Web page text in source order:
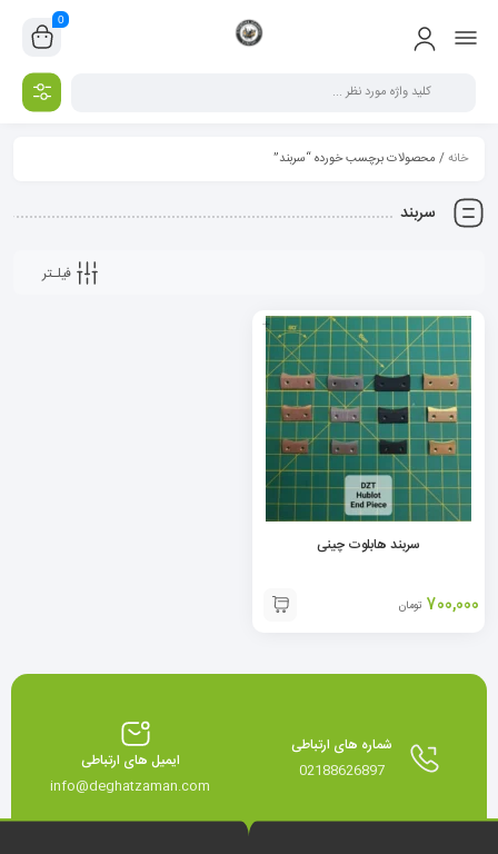
0
خانه/ محصولات برچسب خورده “سربند”
سربند
فیلـتر
+
سربند هابلوت چینی
700,000 تومان
شماره های ارتباطی
02188626897
ایمیل های ارتباطی
info@deghatzaman.com